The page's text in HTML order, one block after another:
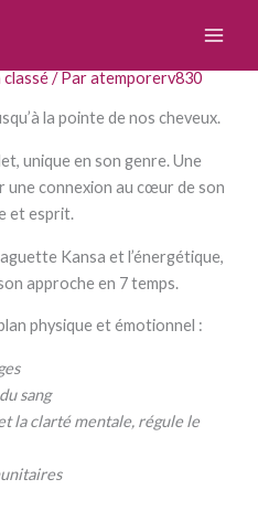
classé/ Paratemporerv830
la pointe de nos cheveux.
unique en son genre. Une
une connexion au cœur de son
et esprit.
Kansa et l’énergétique,
approche en 7 temps.
physique et émotionnel :
sang
la clarté mentale, régule le